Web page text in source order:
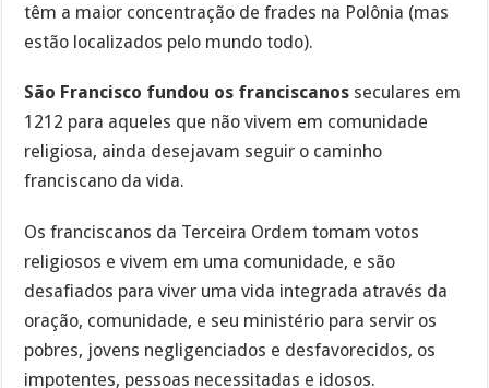
têm a maior concentração de frades na Polônia (mas
estão localizados pelo mundo todo).
São Francisco fundou os franciscanos seculares em
1212 para aqueles que não vivem em comunidade
religiosa, ainda desejavam seguir o caminho
franciscano da vida.
Os franciscanos da Terceira Ordem tomam votos
religiosos e vivem em uma comunidade, e são
desafiados para viver uma vida integrada através da
oração, comunidade, e seu ministério para servir os
pobres, jovens negligenciados e desfavorecidos, os
impotentes, pessoas necessitadas e idosos.